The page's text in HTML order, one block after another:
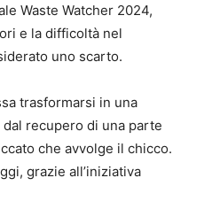
Waste Watcher 2024,
e la difficoltà nel
uno scarto.
trasformarsi in una
recupero di una parte
che avvolge il chicco.
grazie all’iniziativa